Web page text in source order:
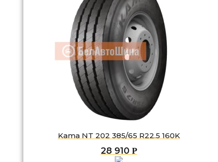
Kama NT 202 385/65 R22.5 160K
28 910 Р